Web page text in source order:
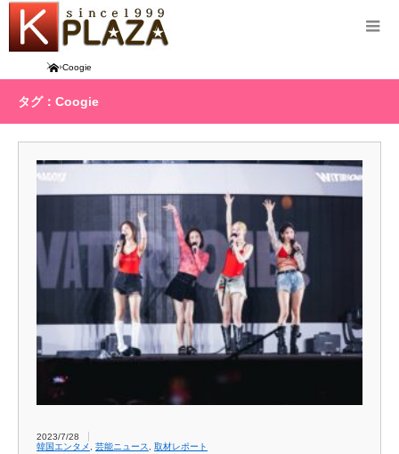
HomeCoogie
タグ：Coogie
2023/7/28
韓国エンタメ
芸能ニュース 取材レポート